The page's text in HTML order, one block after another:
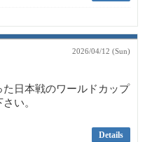
2026/04/12 (Sun)
日本戦のワールドカップ
い。
Details